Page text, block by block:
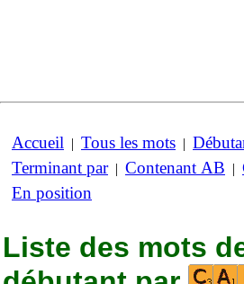
Accueil | Tous les mots |
Terminant par| Contenant AB |
En position
Liste des mots